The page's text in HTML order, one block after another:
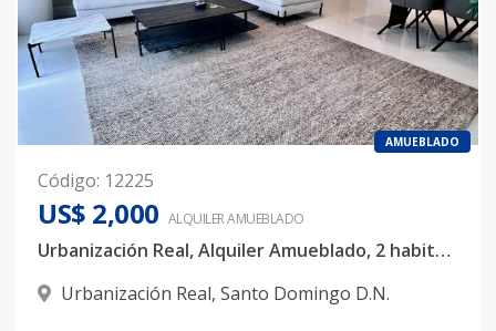
AMUEBLADO
Código: 12225
US$ 2,000 ALQUILERAMUEBLADO
Urbanización Real, Alquiler Amueblado, 2 habitaciones
Urbanización Real, Santo Domingo D.N.